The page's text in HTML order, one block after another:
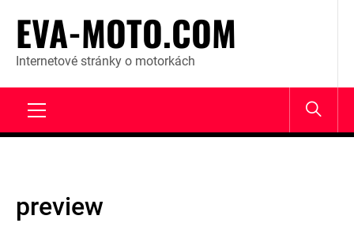
content
EVA-MOTO.COM
Internetové stránky o motorkách
preview